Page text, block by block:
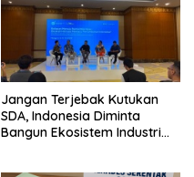
Jangan Terjebak Kutukan
SDA, Indonesia Diminta
Bangun Ekosistem Industri